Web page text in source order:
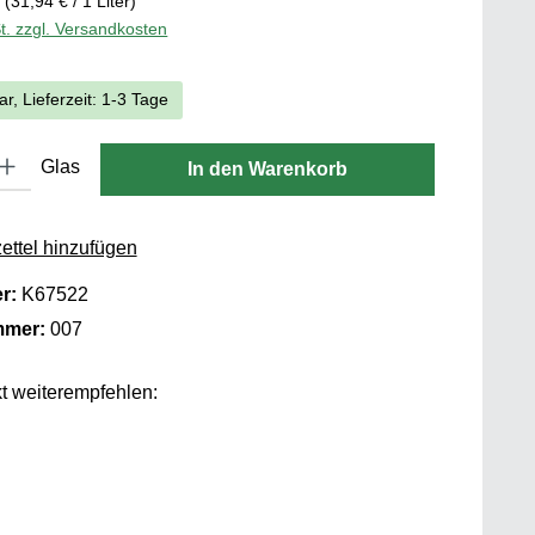
zzgl. Versandkosten
Lieferzeit: 1-3 Tage
den gewünschten Wert ein oder benutze die Schaltflächen um
Glas In den Warenkorb
hinzufügen
K67522
007
weiterempfehlen: